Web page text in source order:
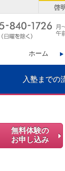
ホーム
入塾までの
啓
無料体験の
お申し込み